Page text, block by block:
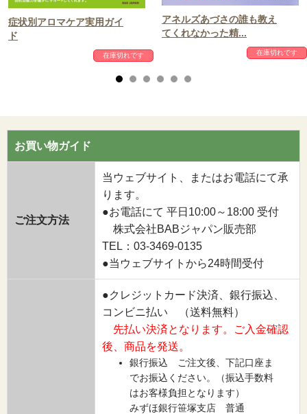
症状別アロマケア実用ガイ
ド
在庫切れです
アネルズあづさの誰も教え
てくれなかった精...
在庫切れです
お買い物ガイド
ご注文方法
当ウェブサイト、またはお電話にて承
ります。
●お電話にて 平日10:00～18:00 受付
株式会社BABジャパン販売部
TEL：03-3469-0135
●当ウェブサイトから24時間受付
●クレジットカード決済、銀行振込、
コンビニ払い （送料無料）
先払い決済となります。ご入金確認
後、商品を発送。
銀行振込 ご注文後、下記口座ま
でお振込ください。（振込手数料
はお客様負担となります）
みずほ銀行笹塚支店 普通